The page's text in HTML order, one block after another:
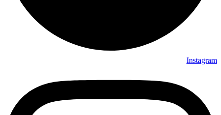
Instagram